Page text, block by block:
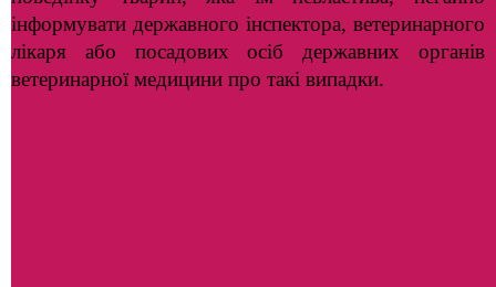
інформувати державного інспектора, ветеринарного
лікаря або посадових осіб державних органів
ветеринарної медицини про такі випадки.